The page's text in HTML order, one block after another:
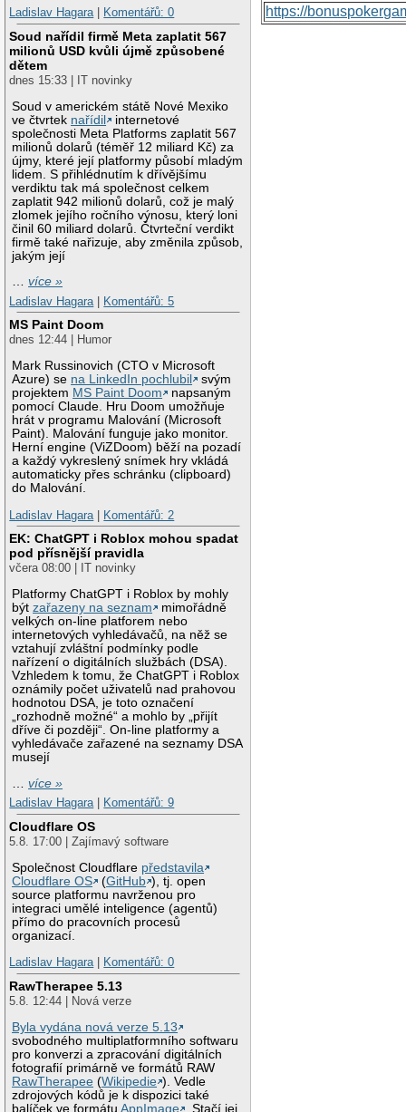
Ladislav Hagara| Komentářů: 0
Soud nařídil firmě Meta zaplatit 567
milionů USD kvůli újmě způsobené
dětem
dnes 15:33 | IT novinky
Soud v americkém státě Nové Mexiko
ve čtvrtek nařídil
internetové
společnosti Meta Platforms zaplatit 567
milionů dolarů (téměř 12 miliard Kč) za
újmy, které její platformy působí mladým
lidem. S přihlédnutím k dřívějšímu
verdiktu tak má společnost celkem
zaplatit 942 milionů dolarů, což je malý
zlomek jejího ročního výnosu, který loni
činil 60 miliard dolarů. Čtvrteční verdikt
firmě také nařizuje, aby změnila způsob,
jakým její
…více »
Ladislav Hagara
Komentářů: 5
MS Paint Doom
dnes 12:44 | Humor
Mark Russinovich (CTO v Microsoft
Azure) se na LinkedIn pochlubil
svým
projektem MS Paint Doom
napsaným
pomocí Claude. Hru Doom umožňuje
hrát v programu Malování (Microsoft
Paint). Malování funguje jako monitor.
Herní engine (ViZDoom) běží na pozadí
a každý vykreslený snímek hry vkládá
automaticky přes schránku (clipboard)
do Malování.
Ladislav Hagara
Komentářů: 2
EK: ChatGPT i Roblox mohou spadat
pod přísnější pravidla
včera 08:00 | IT novinky
Platformy ChatGPT i Roblox by mohly
býtzařazeny na seznam
mimořádně
velkých on-line platforem nebo
internetových vyhledávačů, na něž se
vztahují zvláštní podmínky podle
nařízení o digitálních službách (DSA).
Vzhledem k tomu, že ChatGPT i Roblox
oznámily počet uživatelů nad prahovou
hodnotou DSA, je toto označení
„rozhodně možné“ a mohlo by „přijít
dříve či později“. On-line platformy a
vyhledávače zařazené na seznamy DSA
musejí
…více »
Ladislav Hagara| Komentářů: 9
Cloudflare OS
5.8. 17:00 | Zajímavý software
Společnost Cloudflare představila
Cloudflare OS
(GitHub ), tj. open
source platformu navrženou pro
integraci umělé inteligence (agentů)
přímo do pracovních procesů
organizací.
Ladislav Hagara| Komentářů: 0
RawTherapee 5.13
5.8. 12:44 | Nová verze
Byla vydána nová verze 5.13
svobodného multiplatformního softwaru
pro konverzi a zpracování digitálních
fotografií primárně ve formátů RAW
RawTherapee (Wikipedie ). Vedle
zdrojových kódů je k dispozici také
balíček ve formátuAppImage
. Stačí jej
https://